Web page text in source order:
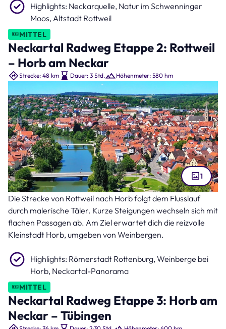
Highlights: Neckarquelle, Natur im Schwenninger
Moos, Altstadt Rottweil
MITTEL
Neckartal Radweg Etappe 2: Rottweil
– Horb am Neckar
Strecke: 48 km Dauer: 3 Std. Höhenmeter: 580 hm
Rottenburg am Neckar (Bild: fotoping – stock.adobe.com )
1
Die Strecke von Rottweil nach Horb folgt dem Flusslauf
durch malerische Täler. Kurze Steigungen wechseln sich mit
flachen Passagen ab. Am Ziel erwartet dich die reizvolle
Kleinstadt Horb, umgeben von Weinbergen.
Highlights: Römerstadt Rottenburg, Weinberge bei
Horb, Neckartal-Panorama
MITTEL
Neckartal Radweg Etappe 3: Horb am
Neckar – Tübingen